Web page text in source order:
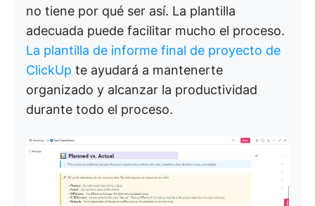
no tiene por qué ser así. La plantilla
adecuada puede facilitar mucho el proceso.
La plantilla de informe final de proyecto de
ClickUp te ayudará a mantenerte
organizado y alcanzar la productividad
durante todo el proceso.